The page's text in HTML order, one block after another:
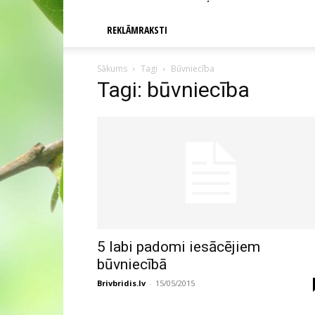
REKLĀMRAKSTI
Sākums Tagi Būvniecība
Tagi: būvniecība
5 labi padomi iesācējiem
būvniecībā
Brivbridis.lv - 15/05/2015